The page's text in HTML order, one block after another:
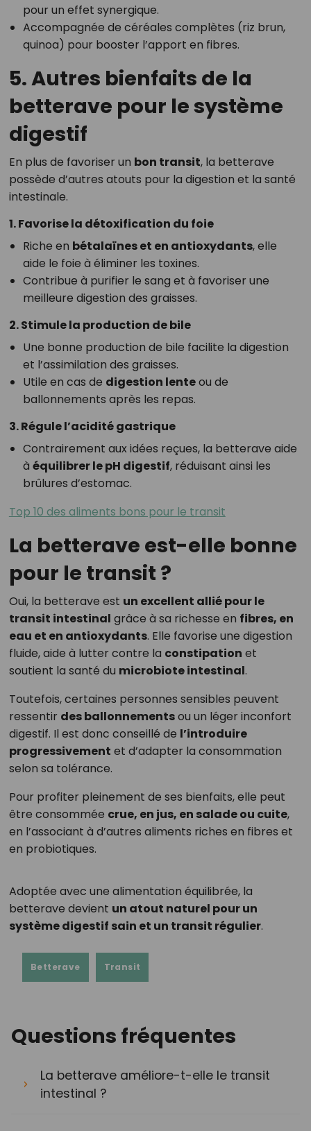
pour un effet synergique.
Accompagnée de céréales complètes (riz brun,
quinoa) pour booster l’apport en fibres.
5. Autres bienfaits de la
betterave pour le système
digestif
En plus de favoriser un bon transit, la betterave
possède d’autres atouts pour la digestion et la santé
intestinale.
1. Favorise la détoxification du foie
Riche en bétalaïnes et en antioxydants, elle
aide le foie à éliminer les toxines.
Contribue à purifier le sang et à favoriser une
meilleure digestion des graisses.
2. Stimule la production de bile
Une bonne production de bile facilite la digestion
et l’assimilation des graisses.
Utile en cas de digestion lenteou de
ballonnements après les repas.
3. Régule l’acidité gastrique
Contrairement aux idées reçues, la betterave aide
à équilibrer le pH digestif, réduisant ainsi les
brûlures d’estomac.
Top 10 des aliments bons pour le transit
La betterave est-elle bonne
pour le transit ?
Oui, la betterave est un excellent allié pour le
transit intestinal grâce à sa richesse en fibres, en
eau et en antioxydants. Elle favorise une digestion
fluide, aide à lutter contre la constipation et
soutient la santé du microbiote intestinal.
Toutefois, certaines personnes sensibles peuvent
ressentir des ballonnementsou un léger inconfort
digestif. Il est donc conseillé de l’introduire
progressivement et d’adapter la consommation
selon sa tolérance.
Pour profiter pleinement de ses bienfaits, elle peut
être consommée crue, en jus, en salade ou cuite,
en l’associant à d’autres aliments riches en fibres et
en probiotiques.
Adoptée avec une alimentation équilibrée, la
betterave devient un atout naturel pour un
système digestif sain et un transit régulier.
Betterave Transit
Questions fréquentes
La betterave améliore-t-elle le transit
intestinal ?